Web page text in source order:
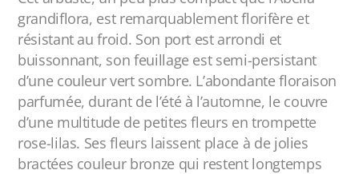
grandiflora, est remarquablement florifère et
résistant au froid. Son port est arrondi et
buissonnant, son feuillage est semi-persistant
d’une couleur vert sombre. L’abondante floraison
parfumée, durant de l’été à l’automne, le couvre
d’une multitude de petites fleurs en trompette
rose-lilas. Ses fleurs laissent place à de jolies
bractées couleur bronze qui restent longtemps